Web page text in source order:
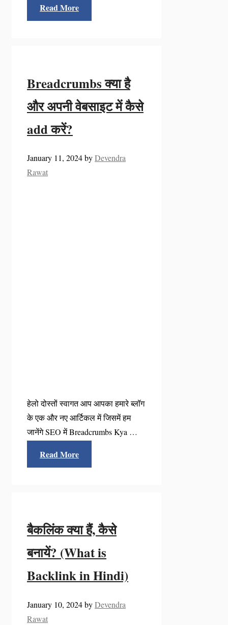
Read More
Breadcrumbs क्या है
और अपनी वेबसाइट में कैसे
add करें?
January 11, 2024byDevendra
Rawat
हेलो दोस्तों स्वागत आप आपका हमारे ब्लॉग
के एक और नए आर्टिकल में जिसमें हम
जानेंगे SEO में Breadcrumbs Kya …
Read More
बैकलिंक क्या हैं, कैसे
बनायें? (What is
Backlink in Hindi)
January 10, 2024byDevendra
Rawat